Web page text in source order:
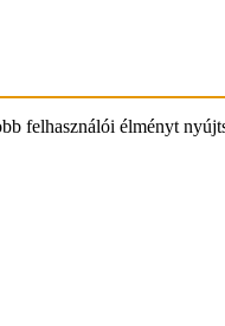
felhasználói élményt